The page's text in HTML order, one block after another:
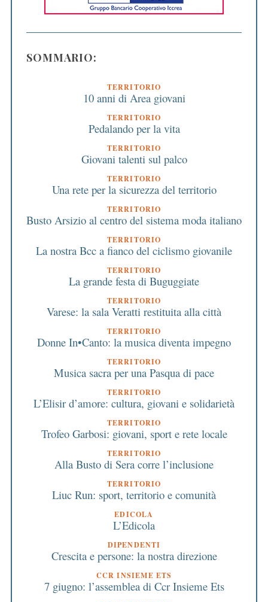
SOMMARIO:
TERRITORIO
10 anni di Area giovani
TERRITORIO
Pedalando per la vita
TERRITORIO
Giovani talenti sul palco
TERRITORIO
Una rete per la sicurezza del territorio
TERRITORIO
Busto Arsizio al centro del sistema moda italiano
TERRITORIO
La nostra Bcc a fianco del ciclismo giovanile
TERRITORIO
La grande festa di Buguggiate
TERRITORIO
Varese: la sala Veratti restituita alla città
TERRITORIO
Donne In•Canto: la musica diventa impegno
TERRITORIO
Musica sacra per una Pasqua di pace
TERRITORIO
L’Elisir d’amore: cultura, giovani e solidarietà
TERRITORIO
Trofeo Garbosi: giovani, sport e rete locale
TERRITORIO
Alla Busto di Sera corre l’inclusione
TERRITORIO
Liuc Run: sport, territorio e comunità
EDICOLA
L’Edicola
DIPENDENTI
Crescita e persone: la nostra direzione
CCR INSIEME ETS
7 giugno: l’assemblea di Ccr Insieme Ets